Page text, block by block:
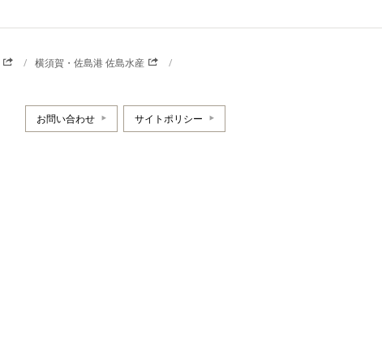
横須賀・佐島港 佐島水産
お問い合わせ サイトポリシー